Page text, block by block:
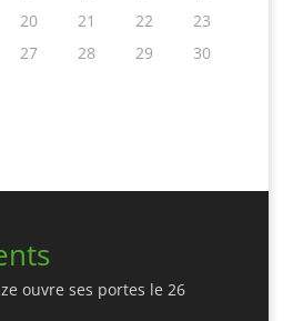
20 21 22
23
27 28 29
30
ouvre ses portes le 26